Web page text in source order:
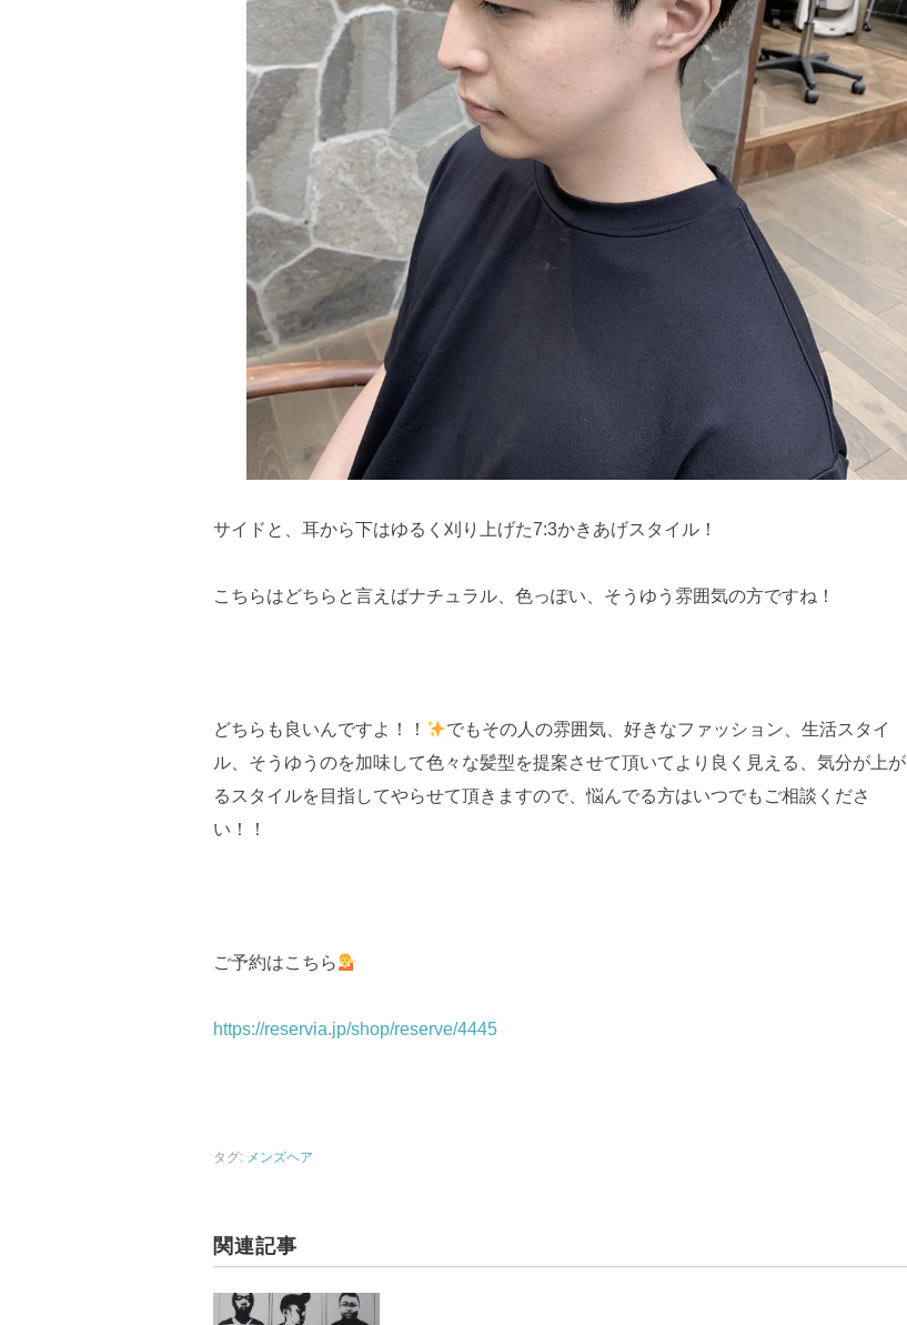
サイドと、耳から下はゆるく刈り上げた7:3かきあげスタイル！
こちらはどちらと言えばナチュラル、色っぽい、そうゆう雰囲気の方ですね！
どちらも良いんですよ！！
でもその人の雰囲気、好きなファッション、生活スタイ
ル、そうゆうのを加味して色々な髪型を提案させて頂いてより良く見える、気分が上が
るスタイルを目指してやらせて頂きますので、悩んでる方はいつでもご相談くださ
い！！
ご予約はこちら
https://reservia.jp/shop/reserve/4445
タグ: メンズヘア
関連記事